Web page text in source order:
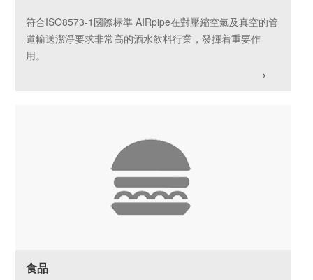
符合ISO8573-1國際标準 AIRpipe在對壓縮空氣及真空的管
道輸送潔淨要求非常高的酒水飲料行業，發揮着重要作
用。
食品